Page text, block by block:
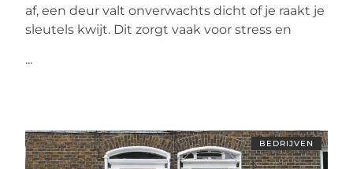
af, een deur valt onverwachts dicht of je raakt je
sleutels kwijt. Dit zorgt vaak voor stress en
...
BEDRIJVEN